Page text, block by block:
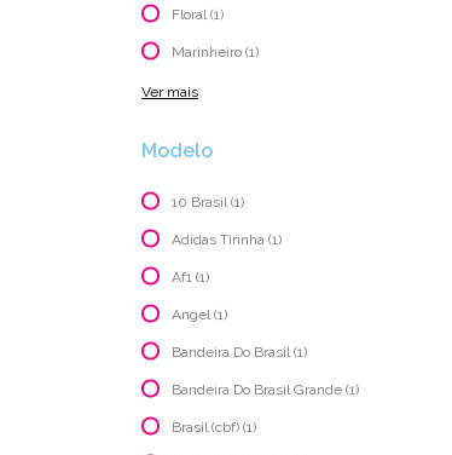
Floral (1)
Marinheiro (1)
Ver mais
Modelo
10 Brasil (1)
Adidas Tirinha (1)
Af1 (1)
Angel (1)
Bandeira Do Brasil (1)
Bandeira Do Brasil Grande (1)
Brasil (cbf) (1)